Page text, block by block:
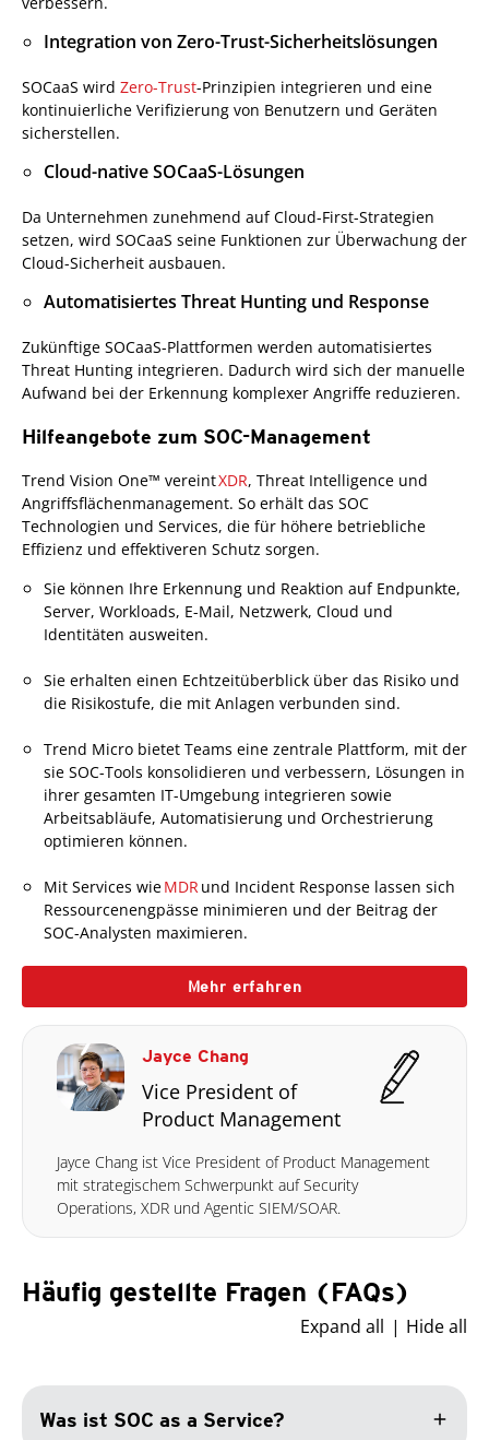
Integration von Zero-Trust-Sicherheitslösungen
SOCaaS wird Zero-Trust-Prinzipien integrieren und eine
kontinuierliche Verifizierung von Benutzern und Geräten
sicherstellen.
Cloud-native SOCaaS-Lösungen
Da Unternehmen zunehmend auf Cloud-First-Strategien
setzen, wird SOCaaS seine Funktionen zur Überwachung der
Cloud-Sicherheit ausbauen.
Automatisiertes Threat Hunting und Response
Zukünftige SOCaaS-Plattformen werden automatisiertes
Threat Hunting integrieren. Dadurch wird sich der manuelle
Aufwand bei der Erkennung komplexer Angriffe reduzieren.
Hilfeangebote zum SOC-Management
Trend Vision One™ vereintXDR, Threat Intelligence und
Angriffsflächenmanagement. So erhält das SOC
Technologien und Services, die für höhere betriebliche
Effizienz und effektiveren Schutz sorgen.
Sie können Ihre Erkennung und Reaktion auf Endpunkte,
Server, Workloads, E-Mail, Netzwerk, Cloud und
Identitäten ausweiten.
Sie erhalten einen Echtzeitüberblick über das Risiko und
die Risikostufe, die mit Anlagen verbunden sind.
Trend Micro bietet Teams eine zentrale Plattform, mit der
sie SOC-Tools konsolidieren und verbessern, Lösungen in
ihrer gesamten IT-Umgebung integrieren sowie
Arbeitsabläufe, Automatisierung und Orchestrierung
optimieren können.
Mit Services wieMDRund Incident Response lassen sich
Ressourcenengpässe minimieren und der Beitrag der
SOC-Analysten maximieren.
Mehr erfahren
Jayce Chang
Vice President of
Product Management
Jayce Chang ist Vice President of Product Management
mit strategischem Schwerpunkt auf Security
Operations, XDR und Agentic SIEM/SOAR.
Häufig gestellte Fragen (FAQs)
Expand all Hide all
Was ist SOC as a Service? add